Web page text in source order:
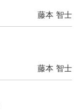
藤本 智士
藤本 智士